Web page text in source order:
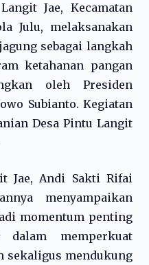
Jae, Kecamatan
Julu, melaksanakan
sebagai langkah
ketahanan pangan
oleh Presiden
Subianto. Kegiatan
Desa Pintu Langit
Jae, Andi Sakti Rifai
menyampaikan
momentum penting
dalam memperkuat
sekaligus mendukung